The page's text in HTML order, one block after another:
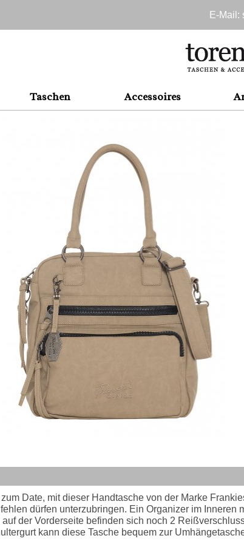
E-Mail:
Taschen Accessoires
Date, mit dieser Handtasche von der Marke
dürfen unterzubringen. Ein Organizer im
der Vorderseite befinden sich noch 2
kann diese Tasche bequem zur